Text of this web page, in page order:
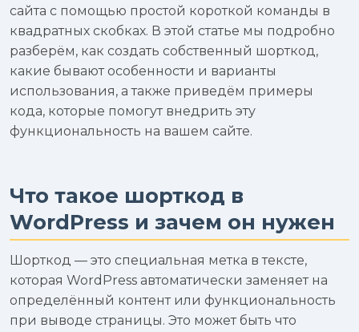
сайта с помощью простой короткой команды в
квадратных скобках. В этой статье мы подробно
разберём, как создать собственный шорткод,
какие бывают особенности и варианты
использования, а также приведём примеры
кода, которые помогут внедрить эту
функциональность на вашем сайте.
Что такое шорткод в
WordPress и зачем он нужен
Шорткод — это специальная метка в тексте,
которая WordPress автоматически заменяет на
определённый контент или функциональность
при выводе страницы. Это может быть что